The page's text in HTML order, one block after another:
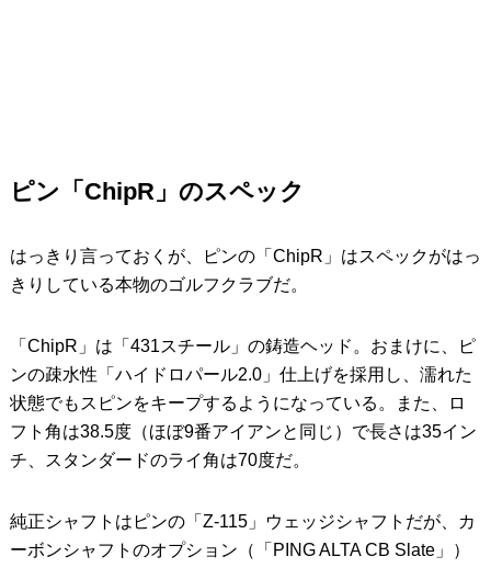
ピン「ChipR」のスペック
はっきり言っておくが、ピンの「ChipR」はスペックがはっ
きりしている本物のゴルフクラブだ。
「ChipR」は「431スチール」の鋳造ヘッド。おまけに、ピ
ンの疎水性「ハイドロパール2.0」仕上げを採用し、濡れた
状態でもスピンをキープするようになっている。また、ロ
フト角は38.5度（ほぼ9番アイアンと同じ）で長さは35イン
チ、スタンダードのライ角は70度だ。
純正シャフトはピンの「Z-115」ウェッジシャフトだが、カ
ーボンシャフトのオプション（「PING ALTA CB Slate」）